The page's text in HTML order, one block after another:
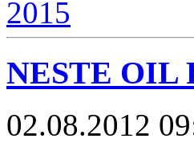
NESTE OIL
02.08.2012